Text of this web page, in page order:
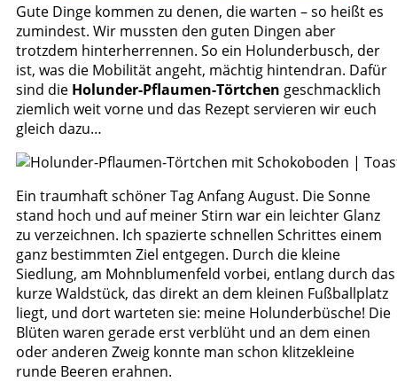
Gute Dinge kommen zu denen, die warten – so heißt es
zumindest. Wir mussten den guten Dingen aber
trotzdem hinterherrennen. So ein Holunderbusch, der
ist, was die Mobilität angeht, mächtig hintendran. Dafür
sind die Holunder-Pflaumen-Törtchen geschmacklich
ziemlich weit vorne und das Rezept servieren wir euch
gleich dazu…
Ein traumhaft schöner Tag Anfang August. Die Sonne
stand hoch und auf meiner Stirn war ein leichter Glanz
zu verzeichnen. Ich spazierte schnellen Schrittes einem
ganz bestimmten Ziel entgegen. Durch die kleine
Siedlung, am Mohnblumenfeld vorbei, entlang durch das
kurze Waldstück, das direkt an dem kleinen Fußballplatz
liegt, und dort warteten sie: meine Holunderbüsche! Die
Blüten waren gerade erst verblüht und an dem einen
oder anderen Zweig konnte man schon klitzekleine
runde Beeren erahnen.